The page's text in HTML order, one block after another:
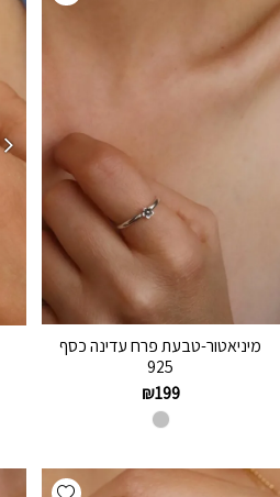
מיניאטור-טבעת פרח עדינה כסף
925
₪199
Add wishlist